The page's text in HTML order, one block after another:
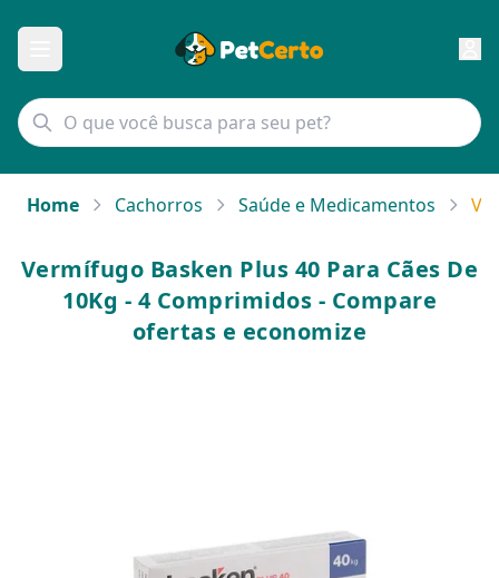
Home Cachorros Saúde e Medicamentos
Vermífugo Basken Plus 40 Para Cães De
10Kg - 4 Comprimidos - Compare
ofertas e economize